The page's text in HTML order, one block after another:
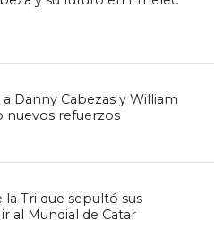
Danny Cabezas y William
nuevos refuerzos
la Tri que sepultó sus
al Mundial de Catar